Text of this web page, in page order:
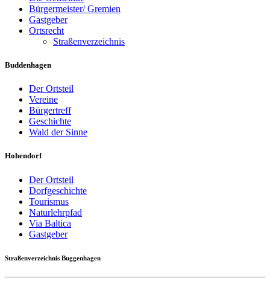
Bürgermeister/ Gremien
Gastgeber
Ortsrecht
Straßenverzeichnis
Buddenhagen
Der Ortsteil
Vereine
Bürgertreff
Geschichte
Wald der Sinne
Hohendorf
Der Ortsteil
Dorfgeschichte
Tourismus
Naturlehrpfad
Via Baltica
Gastgeber
Straßenverzeichnis Buggenhagen